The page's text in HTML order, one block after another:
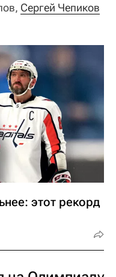
Сергей Чепиков
этот рекорд